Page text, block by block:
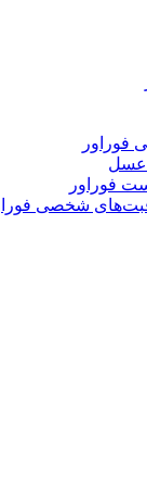
فوراور
عسل
فوراور
شخصی